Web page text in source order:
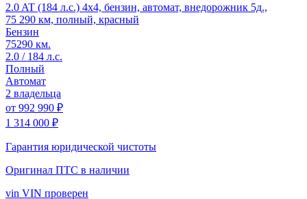
2.0 AT (184 л.с.) 4x4, бензин, автомат, внедорожник 5д.,
75 290 км, полный, красный
Бензин
75290 км.
2.0 / 184 л.с.
Полный
Автомат
2 владельца
от 992 990 ₽
1 314 000 ₽
Гарантия юридической чистоты
Оригинал ПТС в наличии
vin VIN проверен